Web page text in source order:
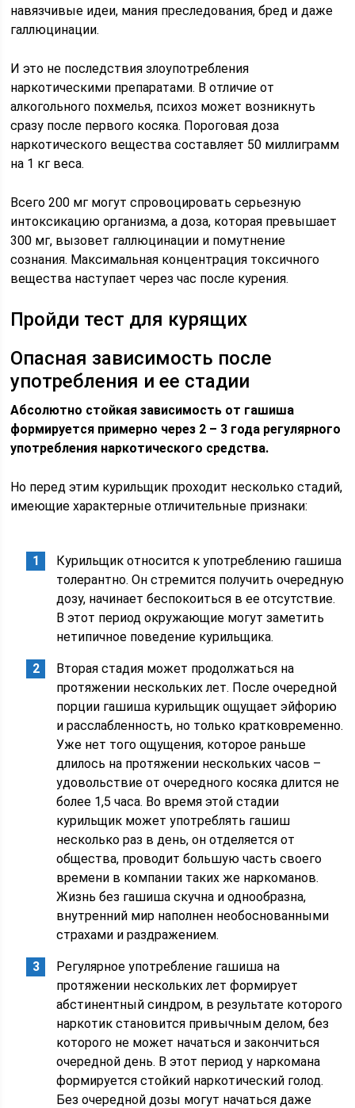
навязчивые идеи, мания преследования, бред и даже
галлюцинации.
И это не последствия злоупотребления
наркотическими препаратами. В отличие от
алкогольного похмелья, психоз может возникнуть
сразу после первого косяка. Пороговая доза
наркотического вещества составляет 50 миллиграмм
на 1 кг веса.
Всего 200 мг могут спровоцировать серьезную
интоксикацию организма, а доза, которая превышает
300 мг, вызовет галлюцинации и помутнение
сознания. Максимальная концентрация токсичного
вещества наступает через час после курения.
Пройди тест для курящих
Опасная зависимость после
употребления и ее стадии
Абсолютно стойкая зависимость от гашиша
формируется примерно через 2 – 3 года регулярного
употребления наркотического средства.
Но перед этим курильщик проходит несколько стадий,
имеющие характерные отличительные признаки:
Курильщик относится к употреблению гашиша
толерантно. Он стремится получить очередную
дозу, начинает беспокоиться в ее отсутствие.
В этот период окружающие могут заметить
нетипичное поведение курильщика.
Вторая стадия может продолжаться на
протяжении нескольких лет. После очередной
порции гашиша курильщик ощущает эйфорию
и расслабленность, но только кратковременно.
Уже нет того ощущения, которое раньше
длилось на протяжении нескольких часов –
удовольствие от очередного косяка длится не
более 1,5 часа. Во время этой стадии
курильщик может употреблять гашиш
несколько раз в день, он отделяется от
общества, проводит большую часть своего
времени в компании таких же наркоманов.
Жизнь без гашиша скучна и однообразна,
внутренний мир наполнен необоснованными
страхами и раздражением.
Регулярное употребление гашиша на
протяжении нескольких лет формирует
абстинентный синдром, в результате которого
наркотик становится привычным делом, без
которого не может начаться и закончиться
очередной день. В этот период у наркомана
формируется стойкий наркотический голод.
Без очередной дозы могут начаться даже